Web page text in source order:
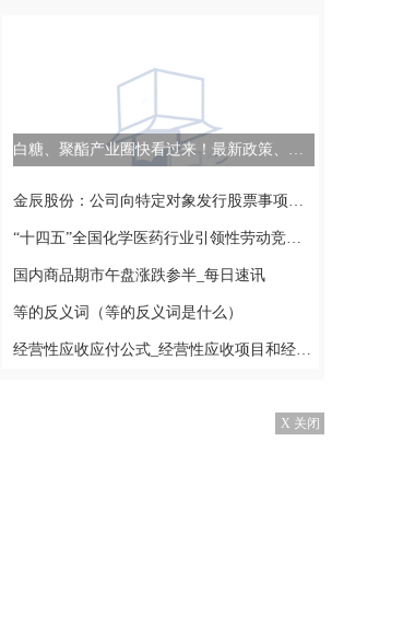
白糖、聚酯产业圈快看过来！最新政策、市场热点，9月7日两大分论坛，你想听的全都有|环球聚看点
金辰股份：公司向特定对象发行股票事项处于上海证券交易所问询回复阶段
“十四五”全国化学医药行业引领性劳动竞赛推进会在威海召开
国内商品期市午盘涨跌参半_每日速讯
等的反义词（等的反义词是什么）
经营性应收应付公式_经营性应收项目和经营性应付项目包括哪些_当前通讯
X 关闭